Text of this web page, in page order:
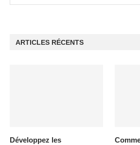
ARTICLES RÉCENTS
Développez les